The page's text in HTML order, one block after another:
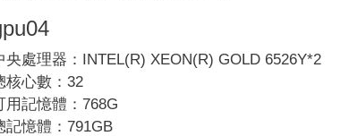
央處理器：INTEL(R) XEON(R) GOLD 6526Y*2
核心數：32
用記憶體：768G
記憶體：791GB